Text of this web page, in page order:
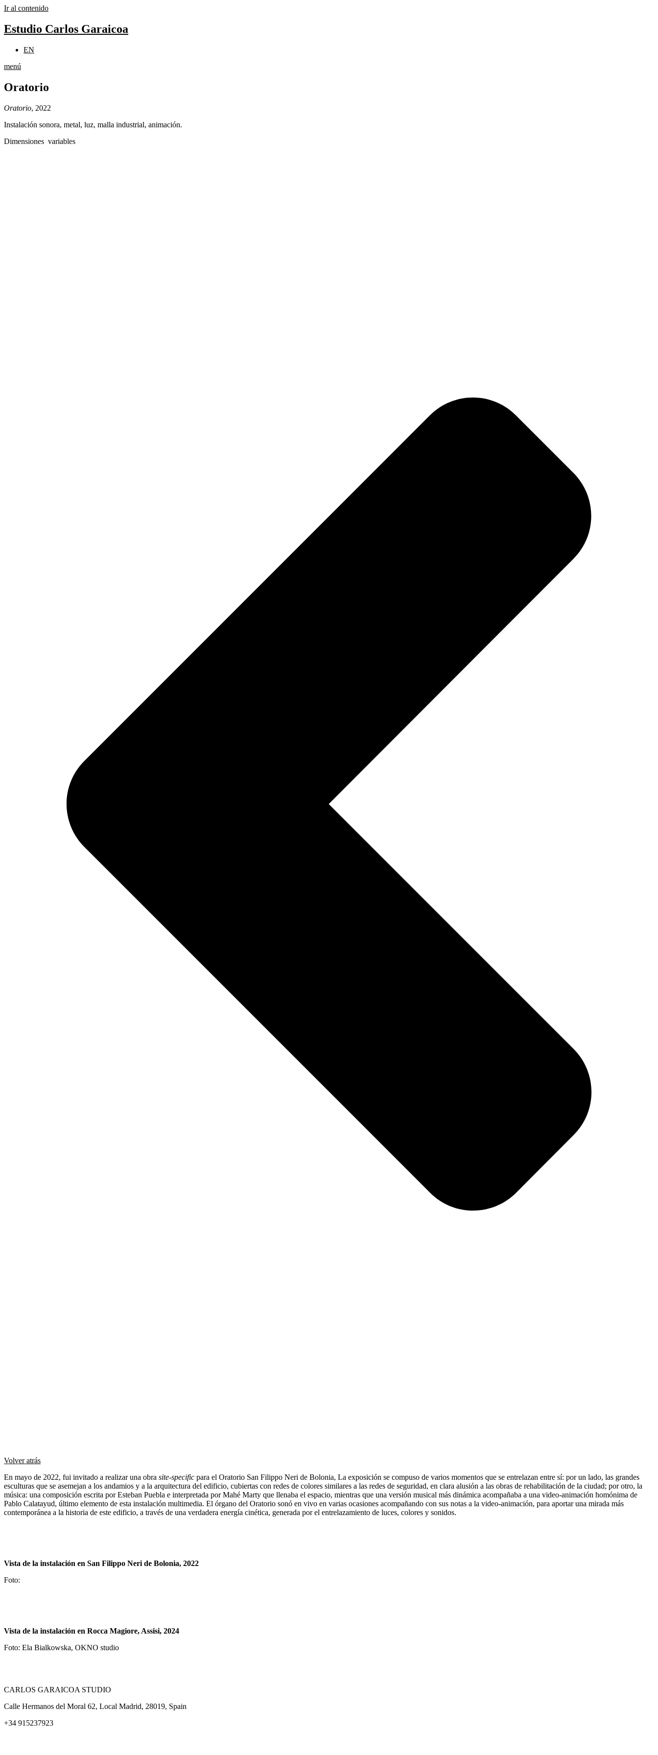
Ir al contenido
Estudio Carlos Garaicoa
EN
menú
Oratorio
Oratorio, 2022
Instalación sonora, metal, luz, malla industrial, animación.
Dimensiones variables
Volver atrás
En mayo de 2022, fui invitado a realizar una obra site-specific para el Oratorio San Filippo Neri de Bolonia, La exposición se compuso de varios momentos que se entrelazan entre sí: por un lado, las grandes
esculturas que se asemejan a los andamios y a la arquitectura del edificio, cubiertas con redes de colores similares a las redes de seguridad, en clara alusión a las obras de rehabilitación de la ciudad; por otro, la
música: una composición escrita por Esteban Puebla e interpretada por Mahé Marty que llenaba el espacio, mientras que una versión musical más dinámica acompañaba a una video-animación homónima de
Pablo Calatayud, último elemento de esta instalación multimedia. El órgano del Oratorio sonó en vivo en varias ocasiones acompañando con sus notas a la video-animación, para aportar una mirada más
contemporánea a la historia de este edificio, a través de una verdadera energía cinética, generada por el entrelazamiento de luces, colores y sonidos.
Vista de la instalación en San Filippo Neri de Bolonia, 2022
Foto:
Vista de la instalación en Rocca Magiore, Assisi, 2024
Foto: Ela Bialkowska, OKNO studio
CARLOS GARAICOA STUDIO
Calle Hermanos del Moral 62, Local Madrid, 28019, Spain
+34 915237923